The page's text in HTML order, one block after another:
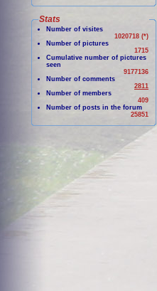
Stats
Number of visites
1020718 (*)
Number of pictures
1715
Cumulative number of pictures
seen
9177136
Number of comments
2811
Number of members
409
Number of posts in the forum
25851